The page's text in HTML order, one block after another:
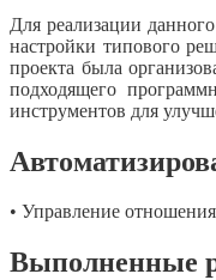
Для реализации
настройки типового
проекта была
подходящего
инструментов для
• Управление
Выполненные